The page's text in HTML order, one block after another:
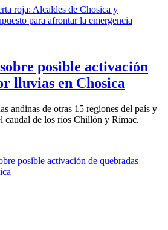
posible activación
lluvias en Chosica
andinas de otras 15 regiones del país y
caudal de los ríos Chillón y Rímac.